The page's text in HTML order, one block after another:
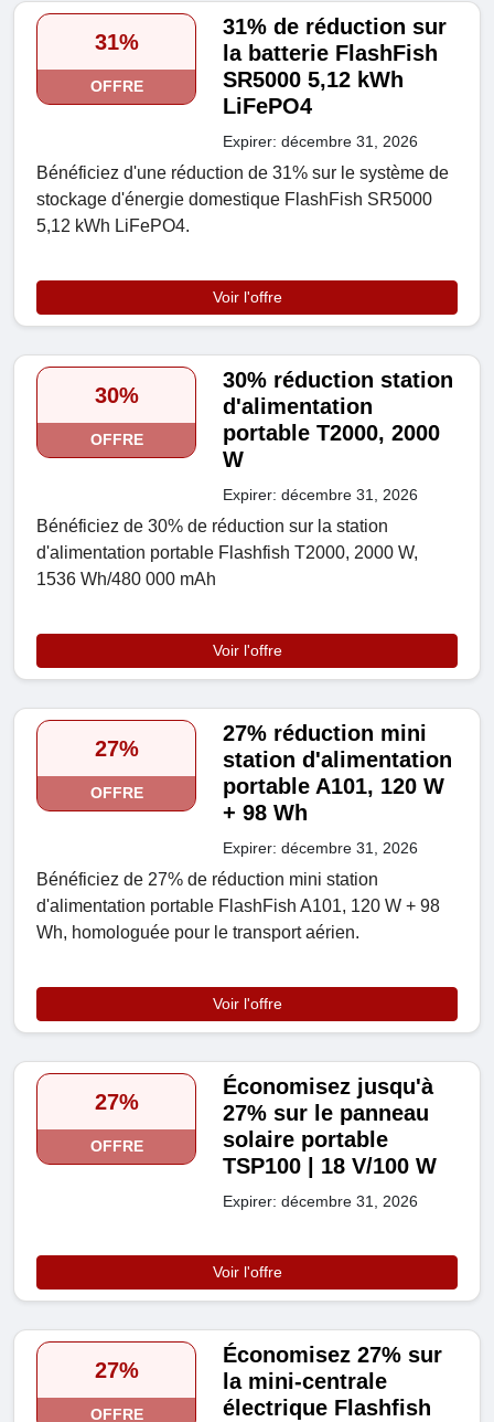
31%
OFFRE
31% de réduction sur
la batterie FlashFish
SR5000 5,12 kWh
LiFePO4
Expirer: décembre 31, 2026
Bénéficiez d'une réduction de 31% sur le système de
stockage d'énergie domestique FlashFish SR5000
5,12 kWh LiFePO4.
Voir l'offre
30%
OFFRE
30% réduction station
d'alimentation
portable T2000, 2000
W
Expirer: décembre 31, 2026
Bénéficiez de 30% de réduction sur la station
d'alimentation portable Flashfish T2000, 2000 W,
1536 Wh/480 000 mAh
Voir l'offre
27%
OFFRE
27% réduction mini
station d'alimentation
portable A101, 120 W
+ 98 Wh
Expirer: décembre 31, 2026
Bénéficiez de 27% de réduction mini station
d'alimentation portable FlashFish A101, 120 W + 98
Wh, homologuée pour le transport aérien.
Voir l'offre
27%
OFFRE
Économisez jusqu'à
27% sur le panneau
solaire portable
TSP100 | 18 V/100 W
Expirer: décembre 31, 2026
Voir l'offre
27%
OFFRE
Économisez 27% sur
la mini-centrale
électrique Flashfish